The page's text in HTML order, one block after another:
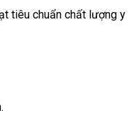
bán
tiêu chuẩn chất lượng y